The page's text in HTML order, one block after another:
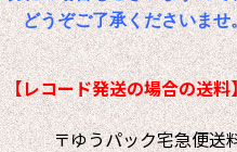
どうぞご了承くださいませ
【レコード発送の場合の送料
〒ゆうパック宅急便送料